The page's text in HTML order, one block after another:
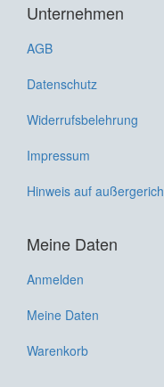
Unternehmen
AGB
Datenschutz
Widerrufsbelehrung
Impressum
Hinweis auf
Meine Daten
Anmelden
Meine Daten
Warenkorb